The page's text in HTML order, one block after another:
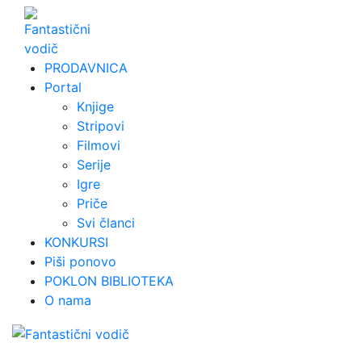
Skip
content
PRODAVNICA
Portal
Knjige
Stripovi
Filmovi
Serije
Igre
Priče
Svi članci
KONKURSI
Piši ponovo
POKLON BIBLIOTEKA
O nama